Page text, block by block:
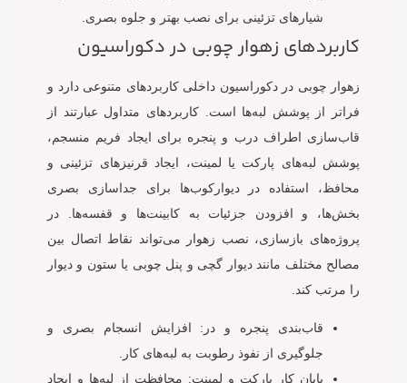
شیارهای تزئینی برای نصب بهتر و جلوه بصری.
کاربردهای زهوار چوبی در دکوراسیون
زهوار چوبی در دکوراسیون داخلی کاربردهای متنوعی دارد و
فراتر از پوشش لبه‌ها است. کاربردهای متداول عبارتند از
قاب‌سازی اطراف درب و پنجره برای ایجاد فریم منسجم،
پوشش لبه‌های پارکت یا لمینت، ایجاد قرنیزهای تزئینی و
محافظ، استفاده در دیوارکوب‌ها برای جداسازی بصری
بخش‌ها، و افزودن جزئیات به کابینت‌ها و قفسه‌ها. در
پروژه‌های بازسازی، نصب زهوار می‌تواند نقاط اتصال بین
مصالح مختلف مانند دیوار گچی و پنل چوبی یا ستون و دیوار
را مرتب کند.
قاب‌بندی پنجره و در: افزایش انسجام بصری و
جلوگیری از نفوذ رطوبت به لبه‌های کار.
پایان کار پارکت و لمینت: محافظت از لبه‌ها و ایجاد